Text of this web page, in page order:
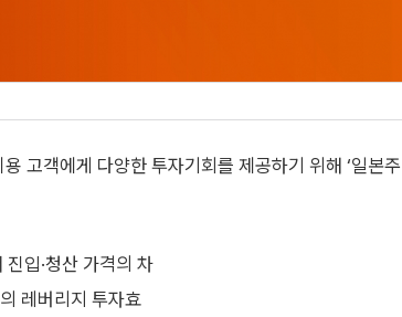
객에게 다양한 투자기회를 제공하기 위해 ‘일본주
입·청산 가격의 차
레버리지 투자효